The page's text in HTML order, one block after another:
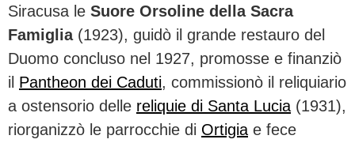
Siracusa le Suore Orsoline della Sacra
Famiglia(1923), guidò il grande restauro del
Duomo concluso nel 1927, promosse e finanziò
il Pantheon dei Caduti, commissionò il reliquiario
a ostensorio delle reliquie di Santa Lucia (1931),
riorganizzò le parrocchie di Ortigia e fece